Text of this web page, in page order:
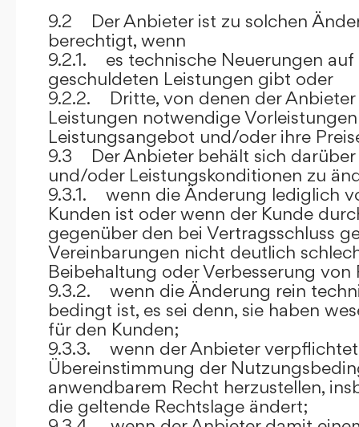
9.2 Der Anbieter ist zu solchen
berechtigt, wenn
9.2.1. es technische Neuerungen
geschuldeten Leistungen gibt oder
9.2.2. Dritte, von denen der Anbieter
Leistungen notwendige
Leistungsangebot und/oder ihre
9.3 Der Anbieter behält sich darüber
und/oder Leistungskonditionen zu
9.3.1. wenn die Änderung lediglich
Kunden ist oder wenn der Kunde
gegenüber den bei Vertragsschluss
Vereinbarungen nicht deutlich
Beibehaltung oder Verbesserung
9.3.2. wenn die Änderung rein
bedingt ist, es sei denn, sie haben
für den Kunden;
9.3.3. wenn der Anbieter verpflichtet
Übereinstimmung der
anwendbarem Recht herzustellen,
die geltende Rechtslage ändert;